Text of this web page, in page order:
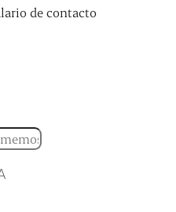
de contacto